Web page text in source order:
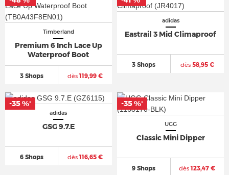
Timberland
Premium 6 Inch Lace Up
Waterproof Boot
3 Shops dès119,99 €
adidas
Eastrail 3 Mid Climaproof
3 Shops dès58,95 €
adidas
GSG 9.7.E
6 Shops dès116,65 €
-35 %*
UGG
Classic Mini Dipper
9 Shops dès123,47 €
-35 %*